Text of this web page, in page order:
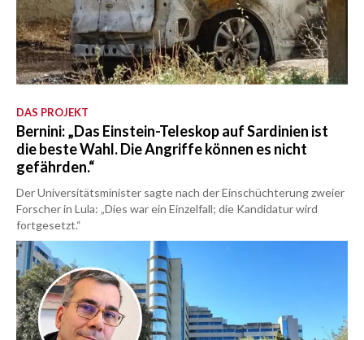
DAS PROJEKT
Bernini: „Das Einstein-Teleskop auf Sardinien ist
die beste Wahl. Die Angriffe können es nicht
gefährden.“
Der Universitätsminister sagte nach der Einschüchterung zweier
Forscher in Lula: „Dies war ein Einzelfall; die Kandidatur wird
fortgesetzt.“